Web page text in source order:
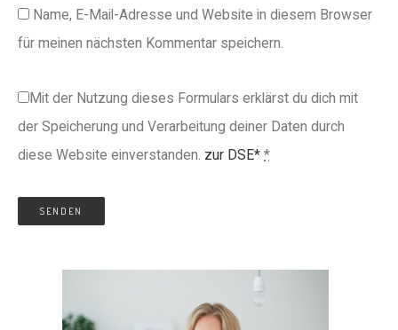
Name, E-Mail-Adresse und Website in diesem Browser
für meinen nächsten Kommentar speichern.
Mit der Nutzung dieses Formulars erklärst du dich mit
der Speicherung und Verarbeitung deiner Daten durch
diese Website einverstanden. zur DSE* *